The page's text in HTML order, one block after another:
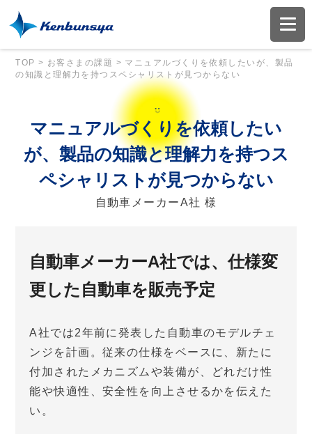
TOP > お客さまの課題 > マニュアルづくりを依頼したいが、製品
の知識と理解力を持つスペシャリストが見つからない
マニュアルづくりを依頼したい
が、製品の知識と理解力を持つス
ペシャリストが見つからない
自動車メーカーA社 様
自動車メーカーA社では、仕様変
更した自動車を販売予定
A社では2年前に発表した自動車のモデルチェ
ンジを計画。従来の仕様をベースに、新たに
付加されたメカニズムや装備が、どれだけ性
能や快適性、安全性を向上させるかを伝えた
い。